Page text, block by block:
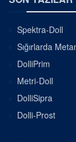
Spektra-Doll
Sığırlarda
DolliPrim
Metri-Doll
DolliSipra
Dolli-Prost